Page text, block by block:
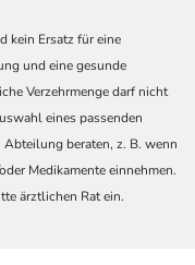
kein Ersatz für eine
und eine gesunde
Verzehrmenge darf nicht
eines passenden
beraten, z. B. wenn
Medikamente einnehmen.
ärztlichen Rat ein.